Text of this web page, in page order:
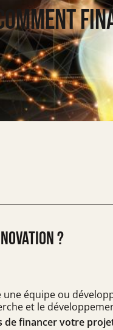
?
une équipe ou
et le
de financer votre